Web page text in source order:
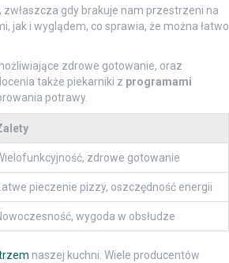
gdy brakuje nam przestrzeni na
jak i wyglądem, co sprawia, że można łatwo
zdrowe gotowanie, oraz
także piekarniki z programami
potrawy.
zdrowe gotowanie
pieczenie pizzy, oszczędność energii
wygoda w obsłudze
naszej kuchni. Wiele producentów